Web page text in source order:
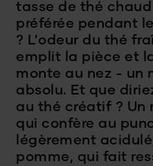
tasse de thé
préférée pendant
? L'odeur du thé
emplit la pièce et
monte au nez - un
absolu. Et que
au thé créatif ? Un
qui confère au
légèrement
pomme, qui fait